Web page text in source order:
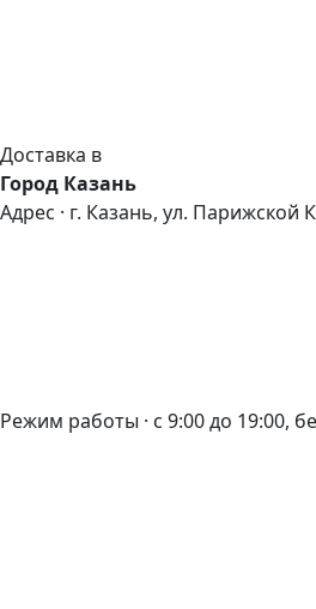
Доставка в
Город Казань
Адрес · г. Казань, ул. Парижской
Режим работы · с 9:00 до 19:00,